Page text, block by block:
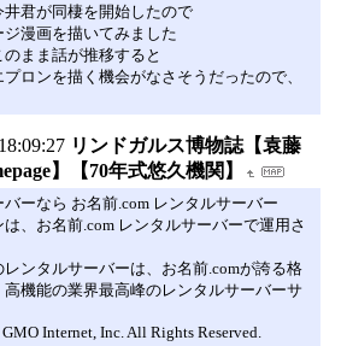
井君が同棲を開始したので
漫画を描いてみました
まま話が推移すると
ロンを描く機会がなさそうだったので、
リンドガルス博物誌【袁藤
】【70年式悠久機関】
バーなら お名前.com レンタルサーバー
は、お名前.com レンタルサーバーで運用さ
レンタルサーバーは、お名前.comが誇る格
高機能の業界最高峰のレンタルサーバーサ
Internet, Inc. All Rights Reserved.